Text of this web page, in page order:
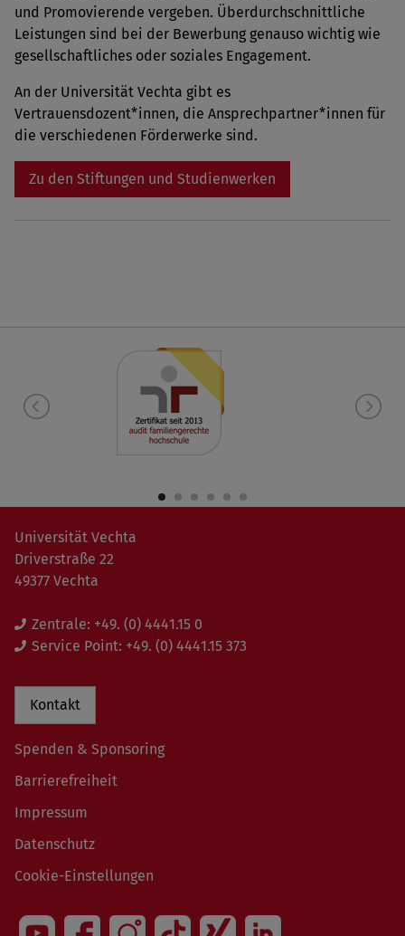
und Promovierende vergeben. Überdurchschnittliche
Leistungen sind bei der Bewerbung genauso wichtig wie
gesellschaftliches oder soziales Engagement.
An der Universität Vechta gibt es
Vertrauensdozent*innen, die Ansprechpartner*innen für
die verschiedenen Förderwerke sind.
Zu den Stiftungen und Studienwerken
Universität Vechta
Driverstraße 22
49377 Vechta
Zentrale: +49. (0) 4441.15 0
Service Point: +49. (0) 4441.15 373
Kontakt
Spenden & Sponsoring
Barrierefreiheit
Impressum
Datenschutz
Cookie-Einstellungen